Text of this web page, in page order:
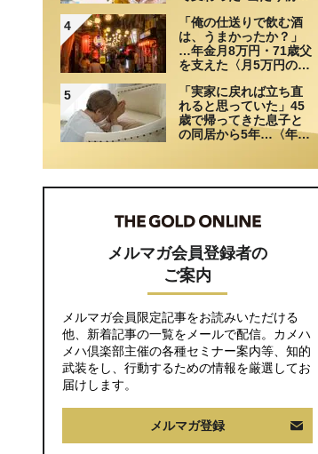
4
「俺の仕送りで飲む酒
は、うまかったか？」
…年金月8万円・71歳父
を支えた〈月5万円の援
5
「実家に戻れば立ち直
れると思っていた」45
歳で帰ってきた息子と
の同居から5年…〈年金
メルマガ会員登録者の
ご案内
メルマガ会員限定記事をお読みいただける
他、新着記事の一覧をメールで配信。カメハ
メハ倶楽部主催の各種セミナー案内等、知的
武装をし、行動するための情報を厳選してお
届けします。
メルマガ登録